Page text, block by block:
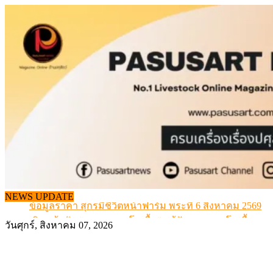
content
NEWS UPDATE
สกัดลักลอบนำเข้าเอ็นโคแช่แข็งกว่า 12.6 ตัน สมุทรสาคร
เมื่อเกษตรกรถูกมองเป็นผู้ร้ายเบื้องหลังราคาหมูที่สังคมไม่
สุดอั้น! ไข่ไก่หน้าฟาร์มปรับขึ้นอีก 6 บาท/แผง เริ่ม 7 ส.ค.69
ข้อมูลราคา สุกรมีชีวิตหน้าฟาร์ม พระที่ 6 สิงหาคม 2569
เดินหน้าดัน “ราคากลางโคเนื้อ” แก้ปัญหาราคาโคเนื้อตก
วันศุกร์, สิงหาคม 07, 2026